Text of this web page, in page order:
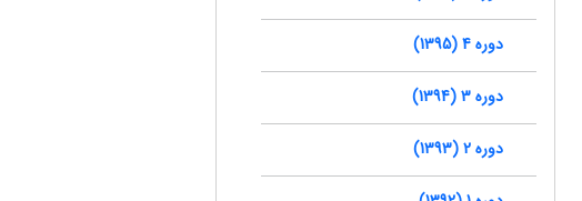
دوره 4 (1395)
دوره 3 (1394)
دوره 2 (1393)